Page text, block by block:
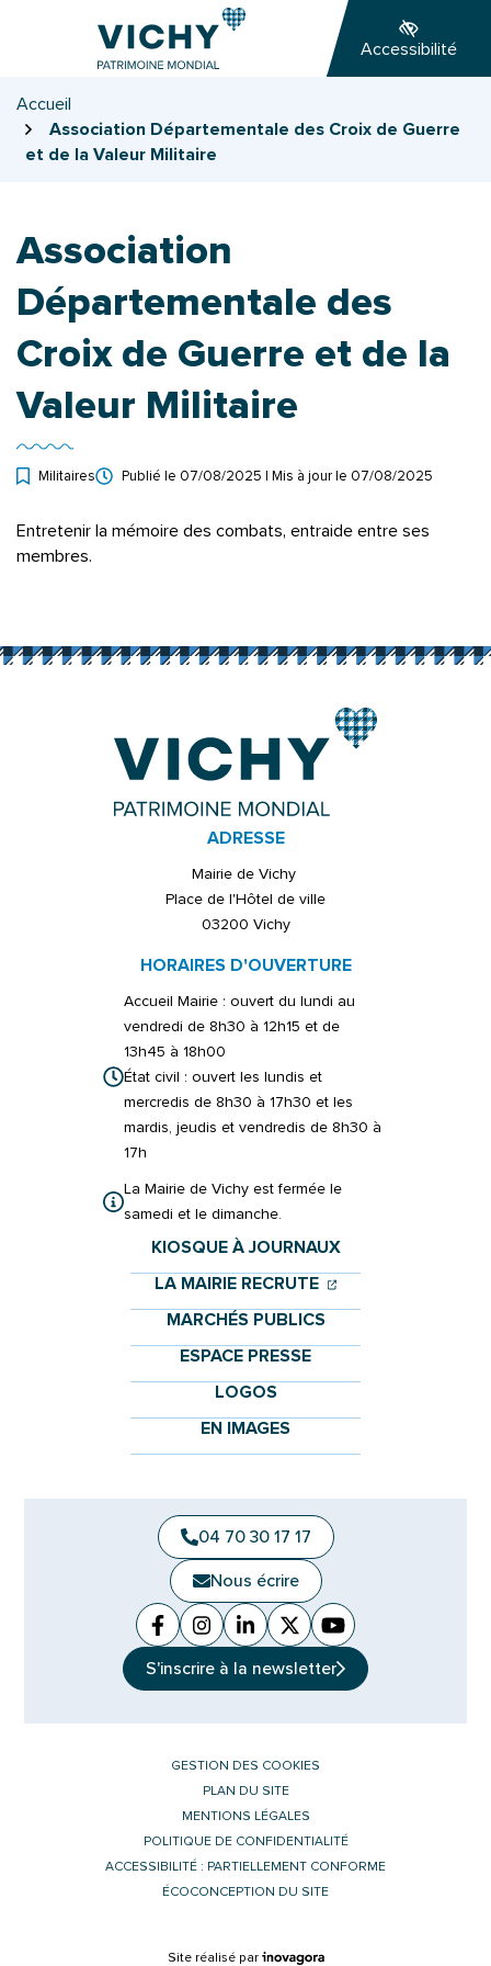
page
Accessibilité
Accueil
Association Départementale des Croix de Guerre
et de la Valeur Militaire
Association
Départementale des
Croix de Guerre et de la
Valeur Militaire
Militaires Publié le 07/08/2025 | Mis à jour le 07/08/2025
Entretenir la mémoire des combats, entraide entre ses
membres.
ADRESSE
Mairie de Vichy
Place de l'Hôtel de ville
03200 Vichy
HORAIRES D'OUVERTURE
Accueil Mairie : ouvert du lundi au
vendredi de 8h30 à 12h15 et de
13h45 à 18h00
État civil : ouvert les lundis et
mercredis de 8h30 à 17h30 et les
mardis, jeudis et vendredis de 8h30 à
17h
La Mairie de Vichy est fermée le
samedi et le dimanche.
KIOSQUE À JOURNAUX
LA MAIRIE RECRUTE (OUVERTURE
(OUVERTURE
MARCHÉS PUBLICS
ESPACE PRESSE
LOGOS
EN IMAGES
04 70 30 17 17
Nous écrire
Facebook
(ouverture dans un nouvel onglet)
Instagram
(ouverture dans un nouvel
Linkedin
(ouverture dans un nouvel
X (Twitter)
(ouverture dans un
YouTube
(ouverture dans
S'inscrire à la newsletter
GESTION DES COOKIES
PLAN DU SITE
MENTIONS LÉGALES
POLITIQUE DE CONFIDENTIALITÉ
ACCESSIBILITÉ : PARTIELLEMENT CONFORME
ÉCOCONCEPTION DU SITE
Site réalisé par Inovagora (ouverture dans un nouvel